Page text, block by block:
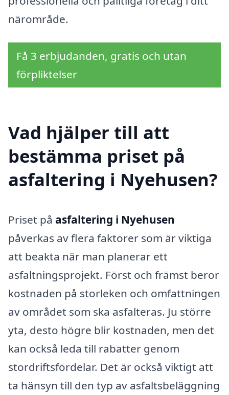
närområde.
Få 3 erbjudanden, gratis och utan
förpliktelser
Vad hjälper till att
bestämma priset på
asfaltering i Nyehusen?
Priset på asfaltering i Nyehusen
påverkas av flera faktorer som är viktiga
att beakta när man planerar ett
asfaltningsprojekt. Först och främst beror
kostnaden på storleken och omfattningen
av området som ska asfalteras. Ju större
yta, desto högre blir kostnaden, men det
kan också leda till rabatter genom
stordriftsfördelar. Det är också viktigt att
ta hänsyn till den typ av asfaltsbeläggning